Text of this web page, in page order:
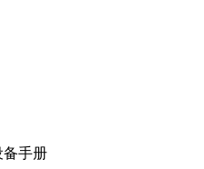
备手册